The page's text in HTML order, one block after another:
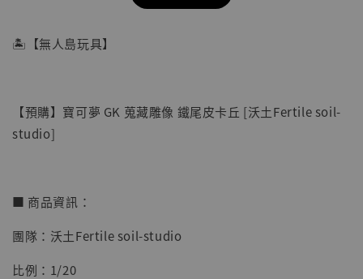
【店內現貨】七龍珠 系列蒐藏雕像 悟空 鳥山
明紀念款 [奇蹟工作室]
🏝【無人島玩具】
【預購】寶可夢 GK 蒐藏雕像 鐵尾皮卡丘 [沃土Fertile soil-
studio]
■ 商品資訊：
團隊：沃土Fertile soil-studio
比例：1/20